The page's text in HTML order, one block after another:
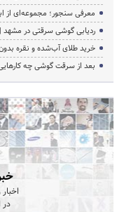
معرفی سنجور؛ مجموعه‌ای از
ردیابی گوشی سرقتی در مشهد
خرید طلای آب‌شده و نقره
بعد از سرقت گوشی چه
در